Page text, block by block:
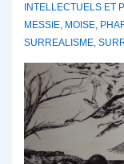
INTELLECTUELS ET
MESSIE, MOISE,
SURREALISME,